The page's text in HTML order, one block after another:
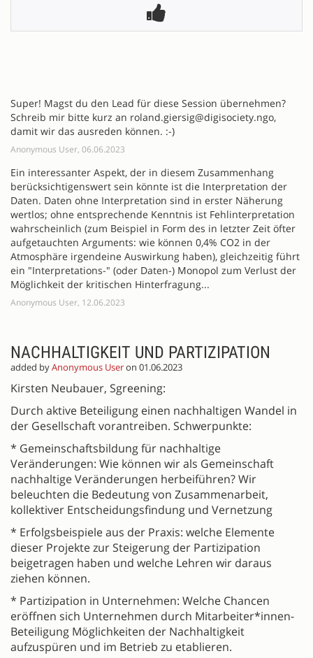
Super! Magst du den Lead für diese Session übernehmen?
Schreib mir bitte kurz an roland.giersig@digisociety.ngo,
damit wir das ausreden können. :-)
Anonymous User, 06.06.2023
Ein interessanter Aspekt, der in diesem Zusammenhang
berücksichtigenswert sein könnte ist die Interpretation der
Daten. Daten ohne Interpretation sind in erster Näherung
wertlos; ohne entsprechende Kenntnis ist Fehlinterpretation
wahrscheinlich (zum Beispiel in Form des in letzter Zeit öfter
aufgetauchten Arguments: wie können 0,4% CO2 in der
Atmosphäre irgendeine Auswirkung haben), gleichzeitig führt
ein "Interpretations-" (oder Daten-) Monopol zum Verlust der
Möglichkeit der kritischen Hinterfragung...
Anonymous User, 12.06.2023
NACHHALTIGKEIT UND PARTIZIPATION
added byAnonymous Useron 01.06.2023
Kirsten Neubauer, Sgreening:
Durch aktive Beteiligung einen nachhaltigen Wandel in
der Gesellschaft vorantreiben. Schwerpunkte:
* Gemeinschaftsbildung für nachhaltige
Veränderungen: Wie können wir als Gemeinschaft
nachhaltige Veränderungen herbeiführen? Wir
beleuchten die Bedeutung von Zusammenarbeit,
kollektiver Entscheidungsfindung und Vernetzung
* Erfolgsbeispiele aus der Praxis: welche Elemente
dieser Projekte zur Steigerung der Partizipation
beigetragen haben und welche Lehren wir daraus
ziehen können.
* Partizipation in Unternehmen: Welche Chancen
eröffnen sich Unternehmen durch Mitarbeiter*innen-
Beteiligung Möglichkeiten der Nachhaltigkeit
aufzuspüren und im Betrieb zu etablieren.